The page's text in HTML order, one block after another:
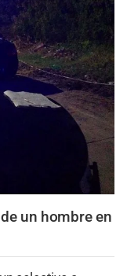
un hombre en